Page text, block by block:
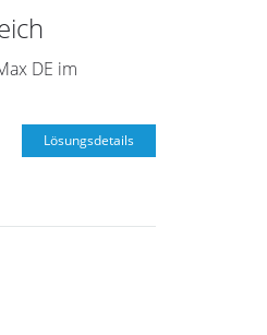
DE im
Lösungsdetails